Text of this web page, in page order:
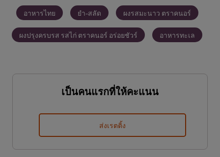
อาหารไทย ยำ-สลัด ผงรสมะนาว ตราคนอร์
ผงปรุงครบรส รสไก่ ตราคนอร์ อร่อยชัวร์ อาหารทะเล
เป็นคนแรกที่ให้คะแนน
ส่งเรตติ้ง
experience on our site. Cookies enable you to enjoy